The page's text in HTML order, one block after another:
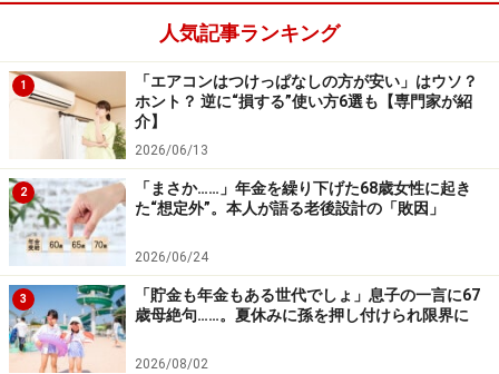
の補助仕事など、早朝バイトはいくらでもあるという。
「義母、実は生活が苦しかったんです。私たちには言わ
ずに、バイトをして子どもたちにお小遣いをくれたりし
ていた。ときには私たちを招いて夕食をごちそうしてく
れたりもしていた。食材のお金を渡そうとしても固辞し
ていたんです、大丈夫だからって。あなたたちは子ども
にお金がかかるんだからって……。でも彼女が一番苦しか
った」
懸命にリハビリしたおかげで、義母は元気に歩けるよう
になったが、以前より動きがゆっくりになった。夫は義
母の家計を見直したらしいが、「オヤジが数年、入退院
人気記事ランキング
1
「エアコンはつけっぱなしの方が安い」はウソ？
ホント？ 逆に“損する”使い方6選も【専門家が紹
介】
2026/06/13
2
「まさか……」年金を繰り下げた68歳女性に起き
た“想定外”。本人が語る老後設計の「敗因」
2026/06/24
3
「貯金も年金もある世代でしょ」息子の一言に67
歳母絶句……。夏休みに孫を押し付けられ限界に
2026/08/02